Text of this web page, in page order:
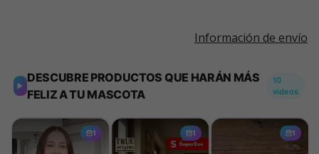
Información de envío